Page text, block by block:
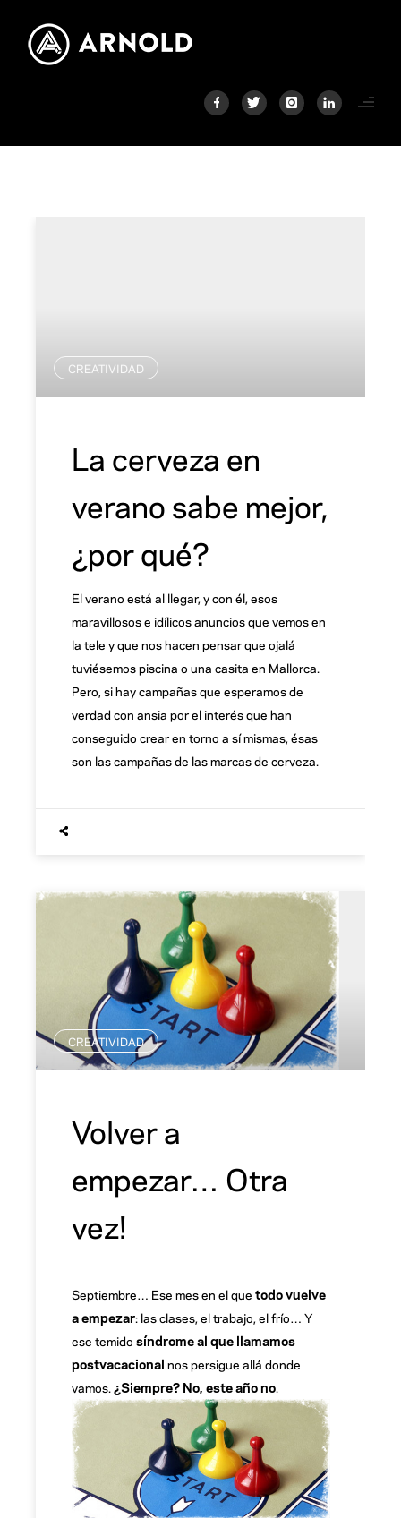
CREATIVIDAD
La cerveza en
verano sabe mejor,
¿por qué?
El verano está al llegar, y con él, esos
maravillosos e idílicos anuncios que vemos en
la tele y que nos hacen pensar que ojalá
tuviésemos piscina o una casita en Mallorca.
Pero, si hay campañas que esperamos de
verdad con ansia por el interés que han
conseguido crear en torno a sí mismas, ésas
son las campañas de las marcas de cerveza.
CREATIVIDAD
Volver a
empezar… Otra
vez!
Septiembre… Ese mes en el que todo vuelve
a empezar: las clases, el trabajo, el frío… Y
ese temido síndrome al que llamamos
postvacacional nos persigue allá donde
vamos.¿Siempre? No, este año no.